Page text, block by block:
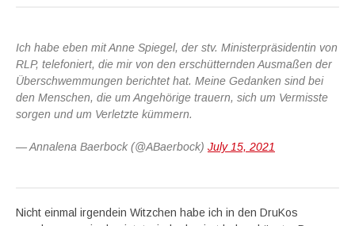
Ich habe eben mit Anne Spiegel, der stv. Ministerpräsidentin von
RLP, telefoniert, die mir von den erschütternden Ausmaßen der
Überschwemmungen berichtet hat. Meine Gedanken sind bei
den Menschen, die um Angehörige trauern, sich um Vermisste
sorgen und um Verletzte kümmern.
— Annalena Baerbock (@ABaerbock) July 15, 2021
Nicht einmal irgendein Witzchen habe ich in den DruKos